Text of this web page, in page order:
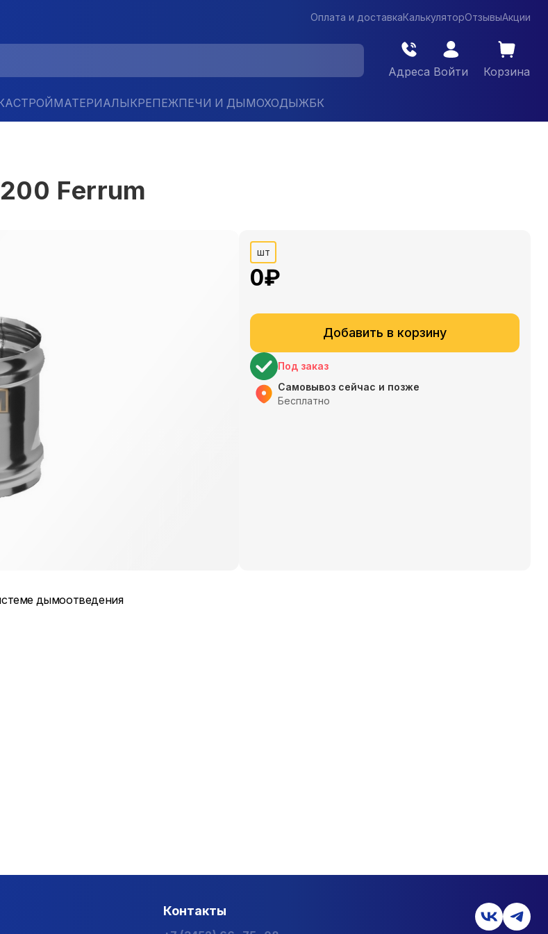
Оплата и доставкаКалькуляторОтзывыАкции
Адреса Войти Корзина
СТРОЙМАТЕРИАЛЫКРЕПЕЖПЕЧИ И ДЫМОХОДЫЖБК
Ferrum
шт
0₽
Добавить в корзину
Под заказ
Самовывоз сейчас и позже
Бесплатно
дымоотведения
Контакты